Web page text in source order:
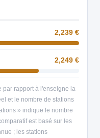
2,239 €
2,249 €
par rapport à l'enseigne la
et le nombre de stations
» indique le nombre
est basé sur les
; les stations